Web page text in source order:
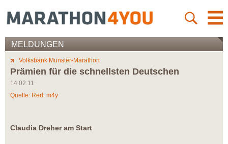
MELDUNGEN
Volksbank Münster-Marathon
Prämien für die schnellsten Deutschen
14.02.11
Quelle: Red. m4y
Claudia Dreher am Start